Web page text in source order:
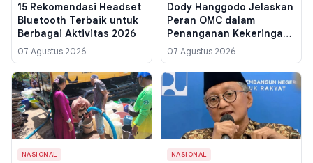
15 Rekomendasi Headset
Bluetooth Terbaik untuk
Berbagai Aktivitas 2026
07 Agustus 2026
Dody Hanggodo Jelaskan
Peran OMC dalam
Penanganan Kekeringan
Nasional
07 Agustus 2026
NASIONAL NASIONAL